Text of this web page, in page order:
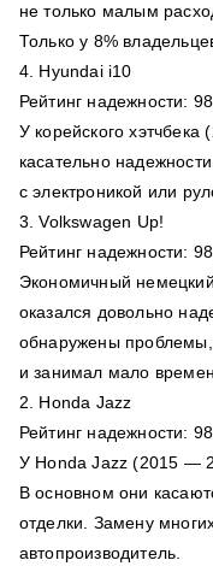
не только малым
Только у 8%
4. Hyundai i10
Рейтинг надежности:
У корейского
касательно
с электроникой или
3. Volkswagen Up!
Рейтинг надежности:
Экономичный
оказался довольно
обнаружены
и занимал мало
2. Honda Jazz
Рейтинг надежности:
У Honda Jazz (2015 —
В основном они
отделки. Замену
автопроизводитель.